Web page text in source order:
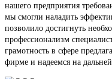
нашего предприятия
мы смогли наладить
позволило достигнуть
профессионализм
грамотность в сфере
фирме и надеемся на